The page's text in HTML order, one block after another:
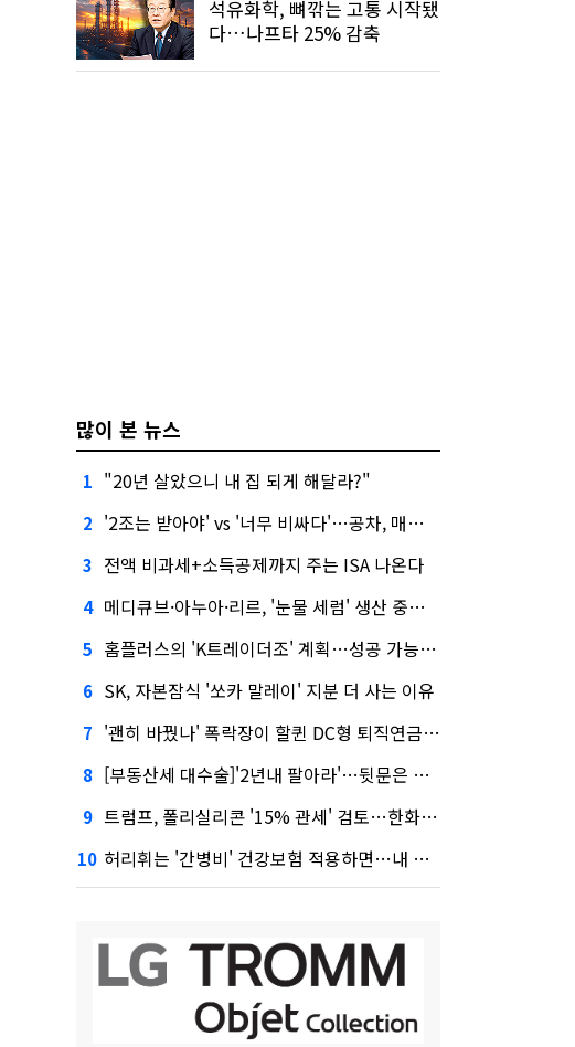
석유화학, 뼈깎는 고통 시작됐
다…나프타 25% 감축
많이 본 뉴스
1 "20년 살았으니 내 집 되게 해달라?"
2 '2조는 받아야' vs '너무 비싸다'…공차, 매각 성공할까
3 전액 비과세+소득공제까지 주는 ISA 나온다
4 메디큐브·아누아·리르, '눈물 세럼' 생산 중단한다
5 홈플러스의 'K트레이더조' 계획…성공 가능성은 '글쎄'
6 SK, 자본잠식 '쏘카 말레이' 지분 더 사는 이유
7 '괜히 바꿨나' 폭락장이 할퀸 DC형 퇴직연금…전문가 조언은
8 [부동산세 대수술]'2년내 팔아라'…뒷문은 열었다
9 트럼프, 폴리실리콘 '15% 관세' 검토…한화큐셀·OCI 영향은?
10 허리휘는 '간병비' 건강보험 적용하면…내 간병보험은?